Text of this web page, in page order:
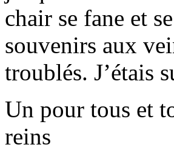
chair se fane et
souvenirs aux
troublés. J’étais
Un pour tous et
reins